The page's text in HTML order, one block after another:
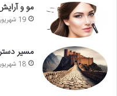
مو و
19 شهریور 1404
مسیر
18 شهریور 1404